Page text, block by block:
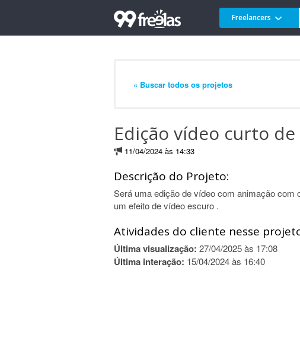
Freelancers
« Buscar todos os projetos
Edição vídeo curto
11/04/2024 às 14:33
Descrição do Projeto:
Será uma edição de vídeo com animação com
um efeito de vídeo escuro .
Atividades do cliente nesse
Última visualização: 27/04/2025 às 17:08
Última interação: 15/04/2024 às 16:40